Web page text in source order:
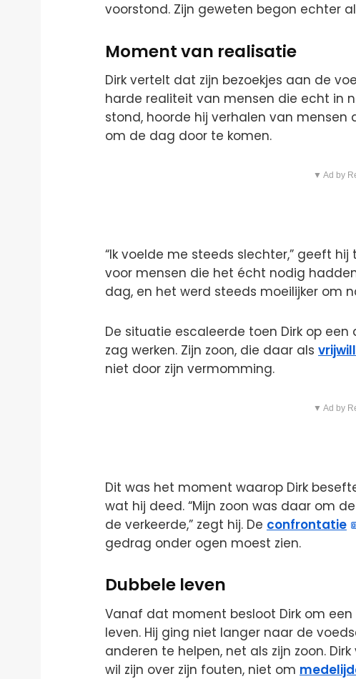
voorstond. Zijn geweten begon echter
Moment van realisatie
Dirk vertelt dat zijn bezoekjes aan de
harde realiteit van mensen die echt in
stond, hoorde hij verhalen van mensen
om de dag door te komen.
▼ Ad by
“Ik voelde me steeds slechter,” geeft
voor mensen die het écht nodig
dag, en het werd steeds moeilijker om
De situatie escaleerde toen Dirk op
zag werken. Zijn zoon, die daar als
niet door zijn vermomming.
▼ Ad by
Dit was het moment waarop Dirk
wat hij deed. “Mijn zoon was daar om
de verkeerde,” zegt hij. De confrontatie
gedrag onder ogen moest zien.
Dubbele leven
Vanaf dat moment besloot Dirk om
leven. Hij ging niet langer naar de
anderen te helpen, net als zijn zoon.
wil zijn over zijn fouten, niet om